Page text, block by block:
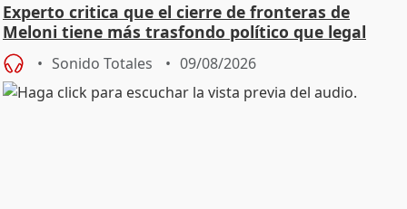
Experto critica que el cierre de fronteras de
Meloni tiene más trasfondo político que legal
Sonido Totales 09/08/2026